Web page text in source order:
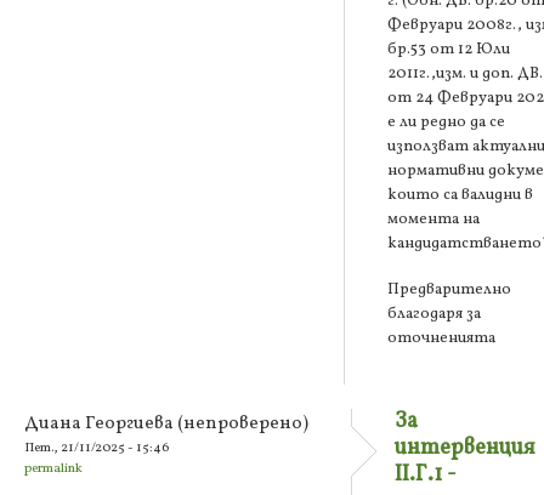
Февруари 2008г.,
бр.53 от 12 Юли
2011г.,изм. и доп.
от 24 Февруари
е ли редно да се
използват
нормативни
които са валидни в
момента на
Предварително
благодаря за
оточненията
Диана Георгиева (непроверено)
Пет., 21/11/2025 - 15:46
permalink
За
интервенция
II.Г.1 -